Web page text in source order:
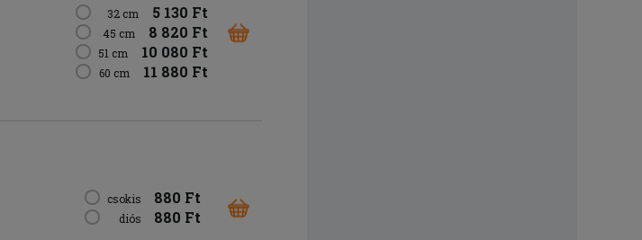
32 cm 5 130 Ft
45 cm 8 820 Ft
51 cm 10 080 Ft
60 cm 11 880 Ft
csokis 880 Ft
diós 880 Ft